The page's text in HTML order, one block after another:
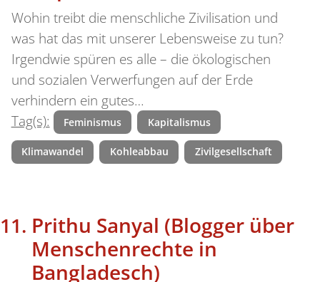
Wohin treibt die menschliche Zivilisation und
was hat das mit unserer Lebensweise zu tun?
Irgendwie spüren es alle – die ökologischen
und sozialen Verwerfungen auf der Erde
verhindern ein gutes…
Tag(s):
Feminismus Kapitalismus
Klimawandel Kohleabbau Zivilgesellschaft
Prithu Sanyal (Blogger über
Menschenrechte in
Bangladesch)